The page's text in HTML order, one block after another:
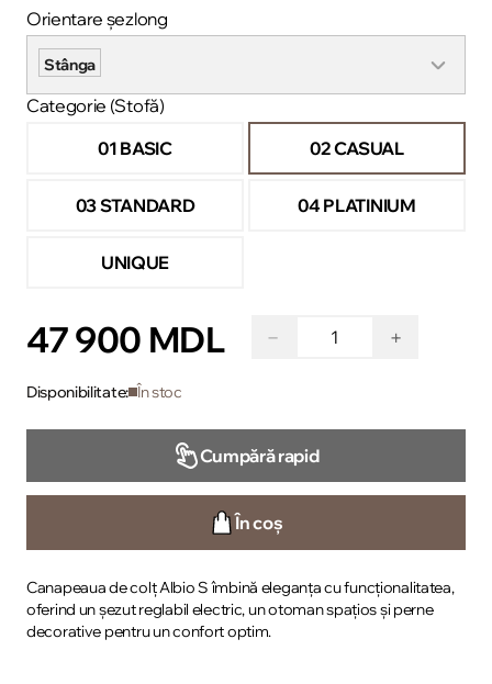
Orientare șezlong
Stânga
Categorie (Stofă)
01 BASIC
02 CASUAL
03 STANDARD 04 PLATINIUM
UNIQUE
47 900 MDL − +
Disponibilitate: În stoc
Cumpără rapid
În coș
Canapeaua de colț Albio S îmbină eleganța cu funcționalitatea,
oferind un șezut reglabil electric, un otoman spațios și perne
decorative pentru un confort optim.